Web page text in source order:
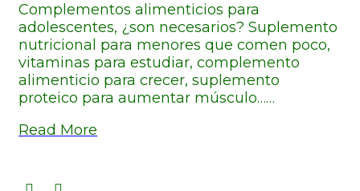
Complementos alimenticios para
adolescentes, ¿son necesarios? Suplemento
nutricional para menores que comen poco,
vitaminas para estudiar, complemento
alimenticio para crecer, suplemento
proteico para aumentar músculo……
Read More